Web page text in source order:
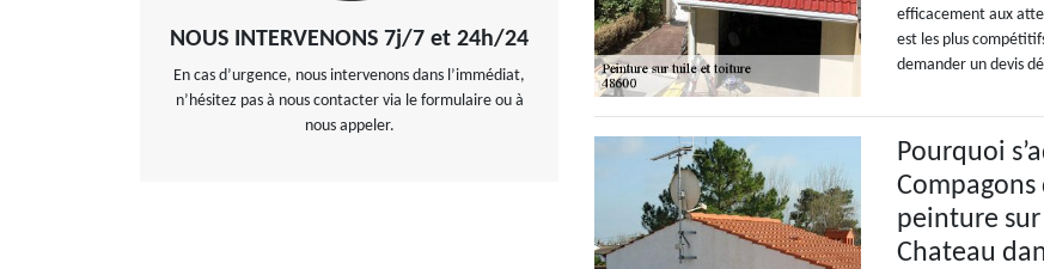
NOUS INTERVENONS 7j/7 et 24h/24
En cas d’urgence, nous intervenons dans l’immédiat,
n’hésitez pas à nous contacter via le formulaire ou à
nous appeler.
efficacement aux
est les plus
demander un devis
Pourquoi
peinture
Chateau